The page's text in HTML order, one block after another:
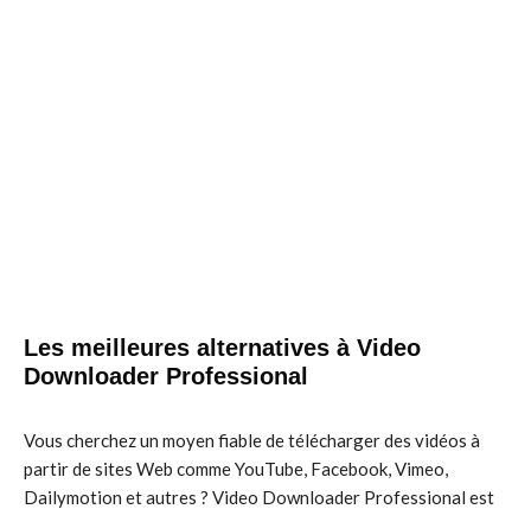
Les meilleures alternatives à Video
Downloader Professional
Vous cherchez un moyen fiable de télécharger des vidéos à
partir de sites Web comme YouTube, Facebook, Vimeo,
Dailymotion et autres ? Video Downloader Professional est